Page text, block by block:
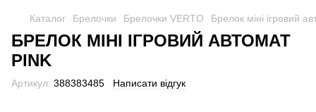
Каталог Брелочки Брелочки VERTO Брелок міні ігровий
БРЕЛОК МІНІ ІГРОВИЙ АВТОМАТ
PINK
Артикул: 388383485 Написати відгук